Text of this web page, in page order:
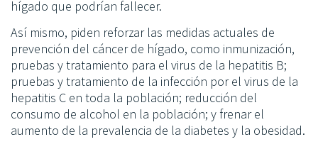
hígado que podrían fallecer.
Así mismo, piden reforzar las medidas actuales de
prevención del cáncer de hígado, como inmunización,
pruebas y tratamiento para el virus de la hepatitis B;
pruebas y tratamiento de la infección por el virus de la
hepatitis C en toda la población; reducción del
consumo de alcohol en la población; y frenar el
aumento de la prevalencia de la diabetes y la obesidad.